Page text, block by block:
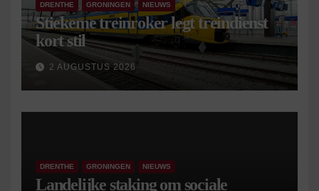
DRENTHE GRONINGEN NIEUWS
Stiekeme treinroker legt treindienst
kort stil
2 AUGUSTUS 2026
DRENTHE GRONINGEN NIEUWS
Landelijke staking om sociale